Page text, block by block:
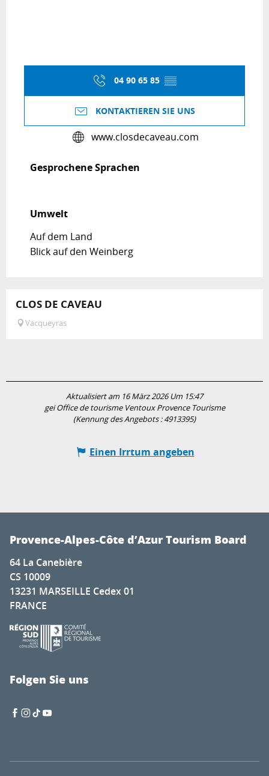
04 90 65 85 ▒▒
KONTAKTIEREN SIE UNS
www.closdecaveau.com
Gesprochene Sprachen
Gesprochene Sprachen
Umwelt
Umwelt
Auf dem Land
Blick auf den Weinberg
CLOS DE CAVEAU
Vacqueyras
Aktualisiert am 16 März 2026 Um 15:47
gei Office de tourisme Ventoux Provence Tourisme
(Kennung des Angebots :4913395)
Einen Irrtum angeben
Provence-Alpes-Côte d’Azur Tourism Board
64 La Canebière
CS 10009
13231 MARSEILLE Cedex 01
FRANCE
Folgen Sie uns